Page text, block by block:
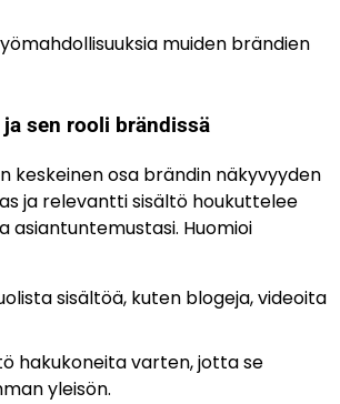
muiden brändien
sen rooli brändissä
keskeinen osa brändin näkyvyyden
ja relevantti sisältö houkuttelee
asiantuntemustasi. Huomioi
sisältöä, kuten blogeja, videoita
hakukoneita varten, jotta se
yleisön.